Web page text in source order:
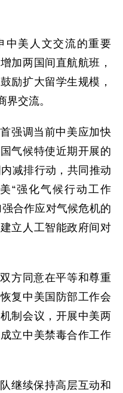
中美人文交流的重要
加两国间直航航班，
励扩大留学生规模，
交流。
强调当前中美应加快
气候特使近期开展的
减排行动，共同推动
“强化气候行动工作
合作应对气候危机的
立人工智能政府间对
方同意在平等和尊重
复中美国防部工作会
制会议，开展中美两
立中美禁毒合作工作
继续保持高层互动和